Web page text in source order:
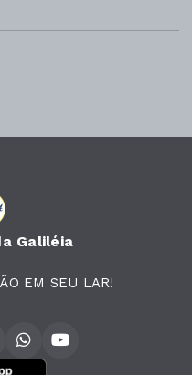
Galiléia
EM SEU LAR!